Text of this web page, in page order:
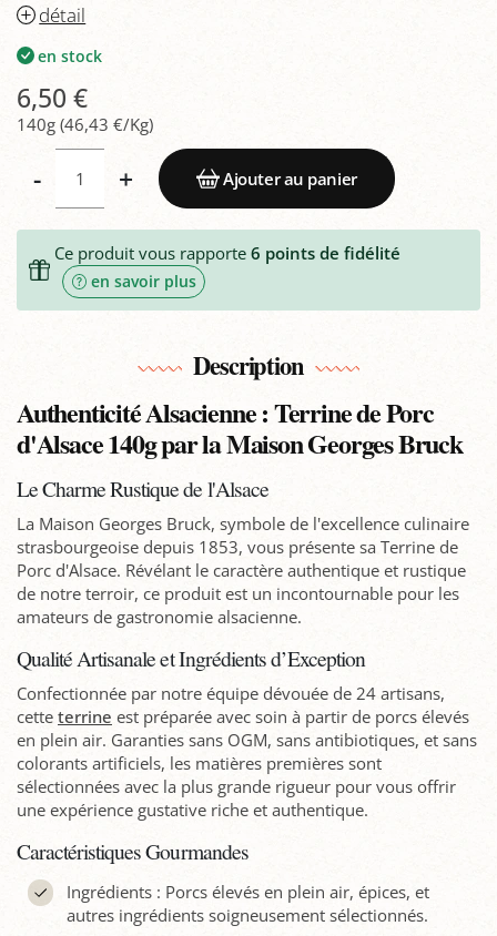
détail
en stock
6,50 €
140g (46,43 €/Kg)
- + Ajouter au panier
Ce produit vous rapporte 6 points de fidélité
en savoir plus
Description
Authenticité Alsacienne : Terrine de Porc
d'Alsace 140g par la Maison Georges Bruck
Le Charme Rustique de l'Alsace
La Maison Georges Bruck, symbole de l'excellence culinaire
strasbourgeoise depuis 1853, vous présente sa Terrine de
Porc d'Alsace. Révélant le caractère authentique et rustique
de notre terroir, ce produit est un incontournable pour les
amateurs de gastronomie alsacienne.
Qualité Artisanale et Ingrédients d’Exception
Confectionnée par notre équipe dévouée de 24 artisans,
cette terrine est préparée avec soin à partir de porcs élevés
en plein air. Garanties sans OGM, sans antibiotiques, et sans
colorants artificiels, les matières premières sont
sélectionnées avec la plus grande rigueur pour vous offrir
une expérience gustative riche et authentique.
Caractéristiques Gourmandes
Ingrédients : Porcs élevés en plein air, épices, et
autres ingrédients soigneusement sélectionnés.